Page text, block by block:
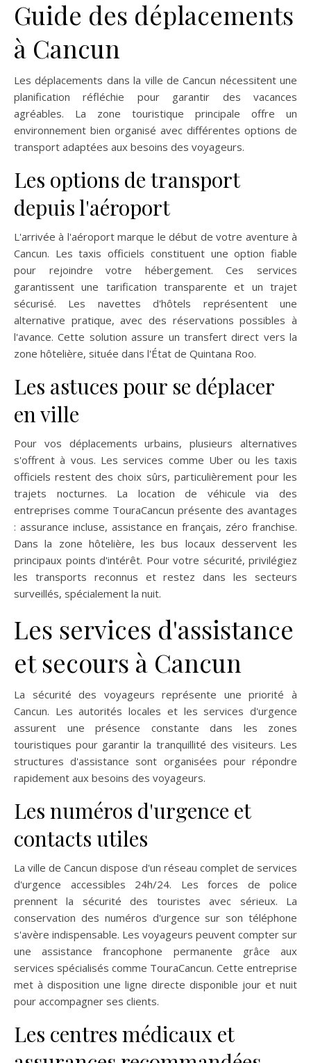
Guide des déplacements
à Cancun
Les déplacements dans la ville de Cancun nécessitent une
planification réfléchie pour garantir des vacances
agréables. La zone touristique principale offre un
environnement bien organisé avec différentes options de
transport adaptées aux besoins des voyageurs.
Les options de transport
depuis l'aéroport
L'arrivée à l'aéroport marque le début de votre aventure à
Cancun. Les taxis officiels constituent une option fiable
pour rejoindre votre hébergement. Ces services
garantissent une tarification transparente et un trajet
sécurisé. Les navettes d'hôtels représentent une
alternative pratique, avec des réservations possibles à
l'avance. Cette solution assure un transfert direct vers la
zone hôtelière, située dans l'État de Quintana Roo.
Les astuces pour se déplacer
en ville
Pour vos déplacements urbains, plusieurs alternatives
s'offrent à vous. Les services comme Uber ou les taxis
officiels restent des choix sûrs, particulièrement pour les
trajets nocturnes. La location de véhicule via des
entreprises comme TouraCancun présente des avantages
: assurance incluse, assistance en français, zéro franchise.
Dans la zone hôtelière, les bus locaux desservent les
principaux points d'intérêt. Pour votre sécurité, privilégiez
les transports reconnus et restez dans les secteurs
surveillés, spécialement la nuit.
Les services d'assistance
et secours à Cancun
La sécurité des voyageurs représente une priorité à
Cancun. Les autorités locales et les services d'urgence
assurent une présence constante dans les zones
touristiques pour garantir la tranquillité des visiteurs. Les
structures d'assistance sont organisées pour répondre
rapidement aux besoins des voyageurs.
Les numéros d'urgence et
contacts utiles
La ville de Cancun dispose d'un réseau complet de services
d'urgence accessibles 24h/24. Les forces de police
prennent la sécurité des touristes avec sérieux. La
conservation des numéros d'urgence sur son téléphone
s'avère indispensable. Les voyageurs peuvent compter sur
une assistance francophone permanente grâce aux
services spécialisés comme TouraCancun. Cette entreprise
met à disposition une ligne directe disponible jour et nuit
pour accompagner ses clients.
Les centres médicaux et